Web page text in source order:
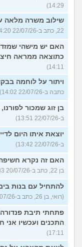
14:29)
שילוב משרה מלאה
22, כתב ב-22/07/26 14:20)
האם יש מישהי
כתוצאה ממראה
14:11)
ויתור על לוחמה
כתבה ב-22/07/26 14:02)
בן זוג שמכור
ב-22/07/26 13:51)
יוצאת איתו היום
ב-22/07/26 13:42)
האם זה נקרא
בן 22, כתב ב-20/07/26 17:33)
להתחיל עם בנות
(רואי, בן 26, כתב ב-20/07/26 17:22)
פתחתי תיבת
התכנים ועכשיו אני
17:11)